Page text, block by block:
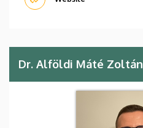
Dr. Alföldi Máté Zoltán